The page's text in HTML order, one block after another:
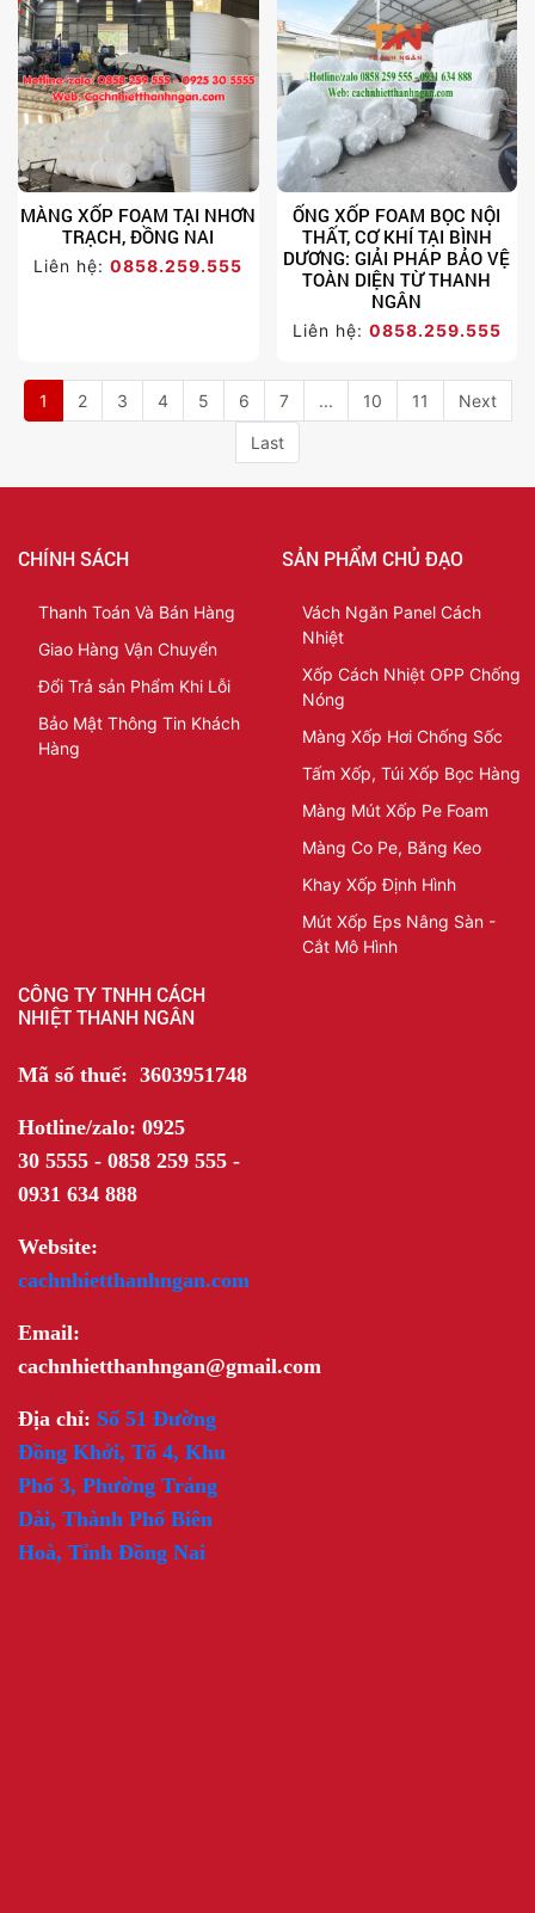
MÀNG XỐP FOAM TẠI NHƠN
TRẠCH, ĐỒNG NAI
Liên hệ:0858.259.555
ỐNG XỐP FOAM BỌC NỘI
THẤT, CƠ KHÍ TẠI BÌNH
DƯƠNG: GIẢI PHÁP BẢO VỆ
TOÀN DIỆN TỪ THANH
NGÂN
Liên hệ: 0858.259.555
1 2 3 4 5 6 7 ... 10 11 Next
Last
CHÍNH SÁCH
Thanh Toán Và Bán Hàng
Giao Hàng Vận Chuyển
Đổi Trả sản Phẩm Khi Lỗi
Bảo Mật Thông Tin Khách
Hàng
SẢN PHẨM CHỦ ĐẠO
Vách Ngăn Panel Cách
Nhiệt
Xốp Cách Nhiệt OPP Chống
Nóng
Màng Xốp Hơi Chống Sốc
Tấm Xốp, Túi Xốp Bọc Hàng
Màng Mút Xốp Pe Foam
Màng Co Pe, Băng Keo
Khay Xốp Định Hình
Mút Xốp Eps Nâng Sàn -
Cắt Mô Hình
CÔNG TY TNHH CÁCH
NHIỆT THANH NGÂN
Mã số thuế: 3603951748
Hotline/zalo: 0925
30 5555 - 0858 259 555 -
0931 634 888
Website:
cachnhietthanhngan.com
Email:
cachnhietthanhngan@gmail.com
Địa chỉ: Số 51 Đường
Đồng Khởi, Tổ 4, Khu
Phố 3, Phường Trảng
Dài, Thành Phố Biên
Hoà, Tỉnh Đồng Nai